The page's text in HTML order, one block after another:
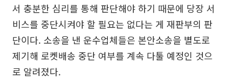
서 충분한 심리를 통해 판단해야 하기 때문에 당장 서
비스를 중단시켜야 할 필요는 없다는 게 재판부의 판
단이다. 소송을 낸 운수업체들은 본안소송을 별도로
제기해 로켓배송 중단 여부를 계속 다툴 예정인 것으
로 알려졌다.